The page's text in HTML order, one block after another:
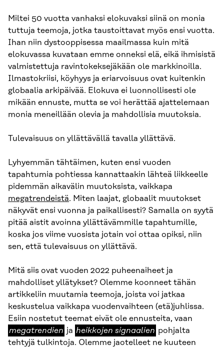
Miltei 50 vuotta vanhaksi elokuvaksi siinä on monia
tuttuja teemoja, jotka taustoittavat myös ensi vuotta.
Ihan niin dystooppisessa maailmassa kuin mitä
elokuvassa kuvataan emme onneksi elä, eikä ihmisistä
valmistettuja ravintokeksejäkään ole markkinoilla.
Ilmastokriisi, köyhyys ja eriarvoisuus ovat kuitenkin
globaalia arkipäivää. Elokuva ei luonnollisesti ole
mikään ennuste, mutta se voi herättää ajattelemaan
monia meneillään olevia ja mahdollisia muutoksia.
Tulevaisuus on yllättävällä tavalla yllättävä.
Lyhyemmän tähtäimen, kuten ensi vuoden
tapahtumia pohtiessa kannattaakin lähteä liikkeelle
pidemmän aikavälin muutoksista, vaikkapa
megatrendeistä. Miten laajat, globaalit muutokset
näkyvät ensi vuonna ja paikallisesti? Samalla on syytä
pitää aistit avoinna yllättävämmille tapahtumille,
koska jos viime vuosista jotain voi ottaa opiksi, niin
sen, että tulevaisuus on yllättävä.
Mitä siis ovat vuoden 2022 puheenaiheet ja
mahdolliset yllätykset? Olemme koonneet tähän
artikkeliin muutamia teemoja, joista voi jatkaa
keskustelua vaikkapa vuodenvaihteen (etä)juhlissa.
Esiin nostetut teemat eivät ole ennusteita, vaan
megatrendien ja heikkojen
signaalien
heikkojen signaalien pohjalta
tehtyjä tulkintoja. Olemme jaotelleet ne kuuteen